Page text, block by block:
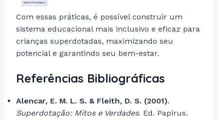
Apoio Psicológico
Com essas práticas, é possível construir um
sistema educacional mais inclusivo e eficaz para
crianças superdotadas, maximizando seu
potencial e garantindo seu bem-estar.
Referências Bibliográficas
Alencar, E. M. L. S. & Fleith, D. S. (2001).
Superdotação: Mitos e Verdades. Ed. Papirus.